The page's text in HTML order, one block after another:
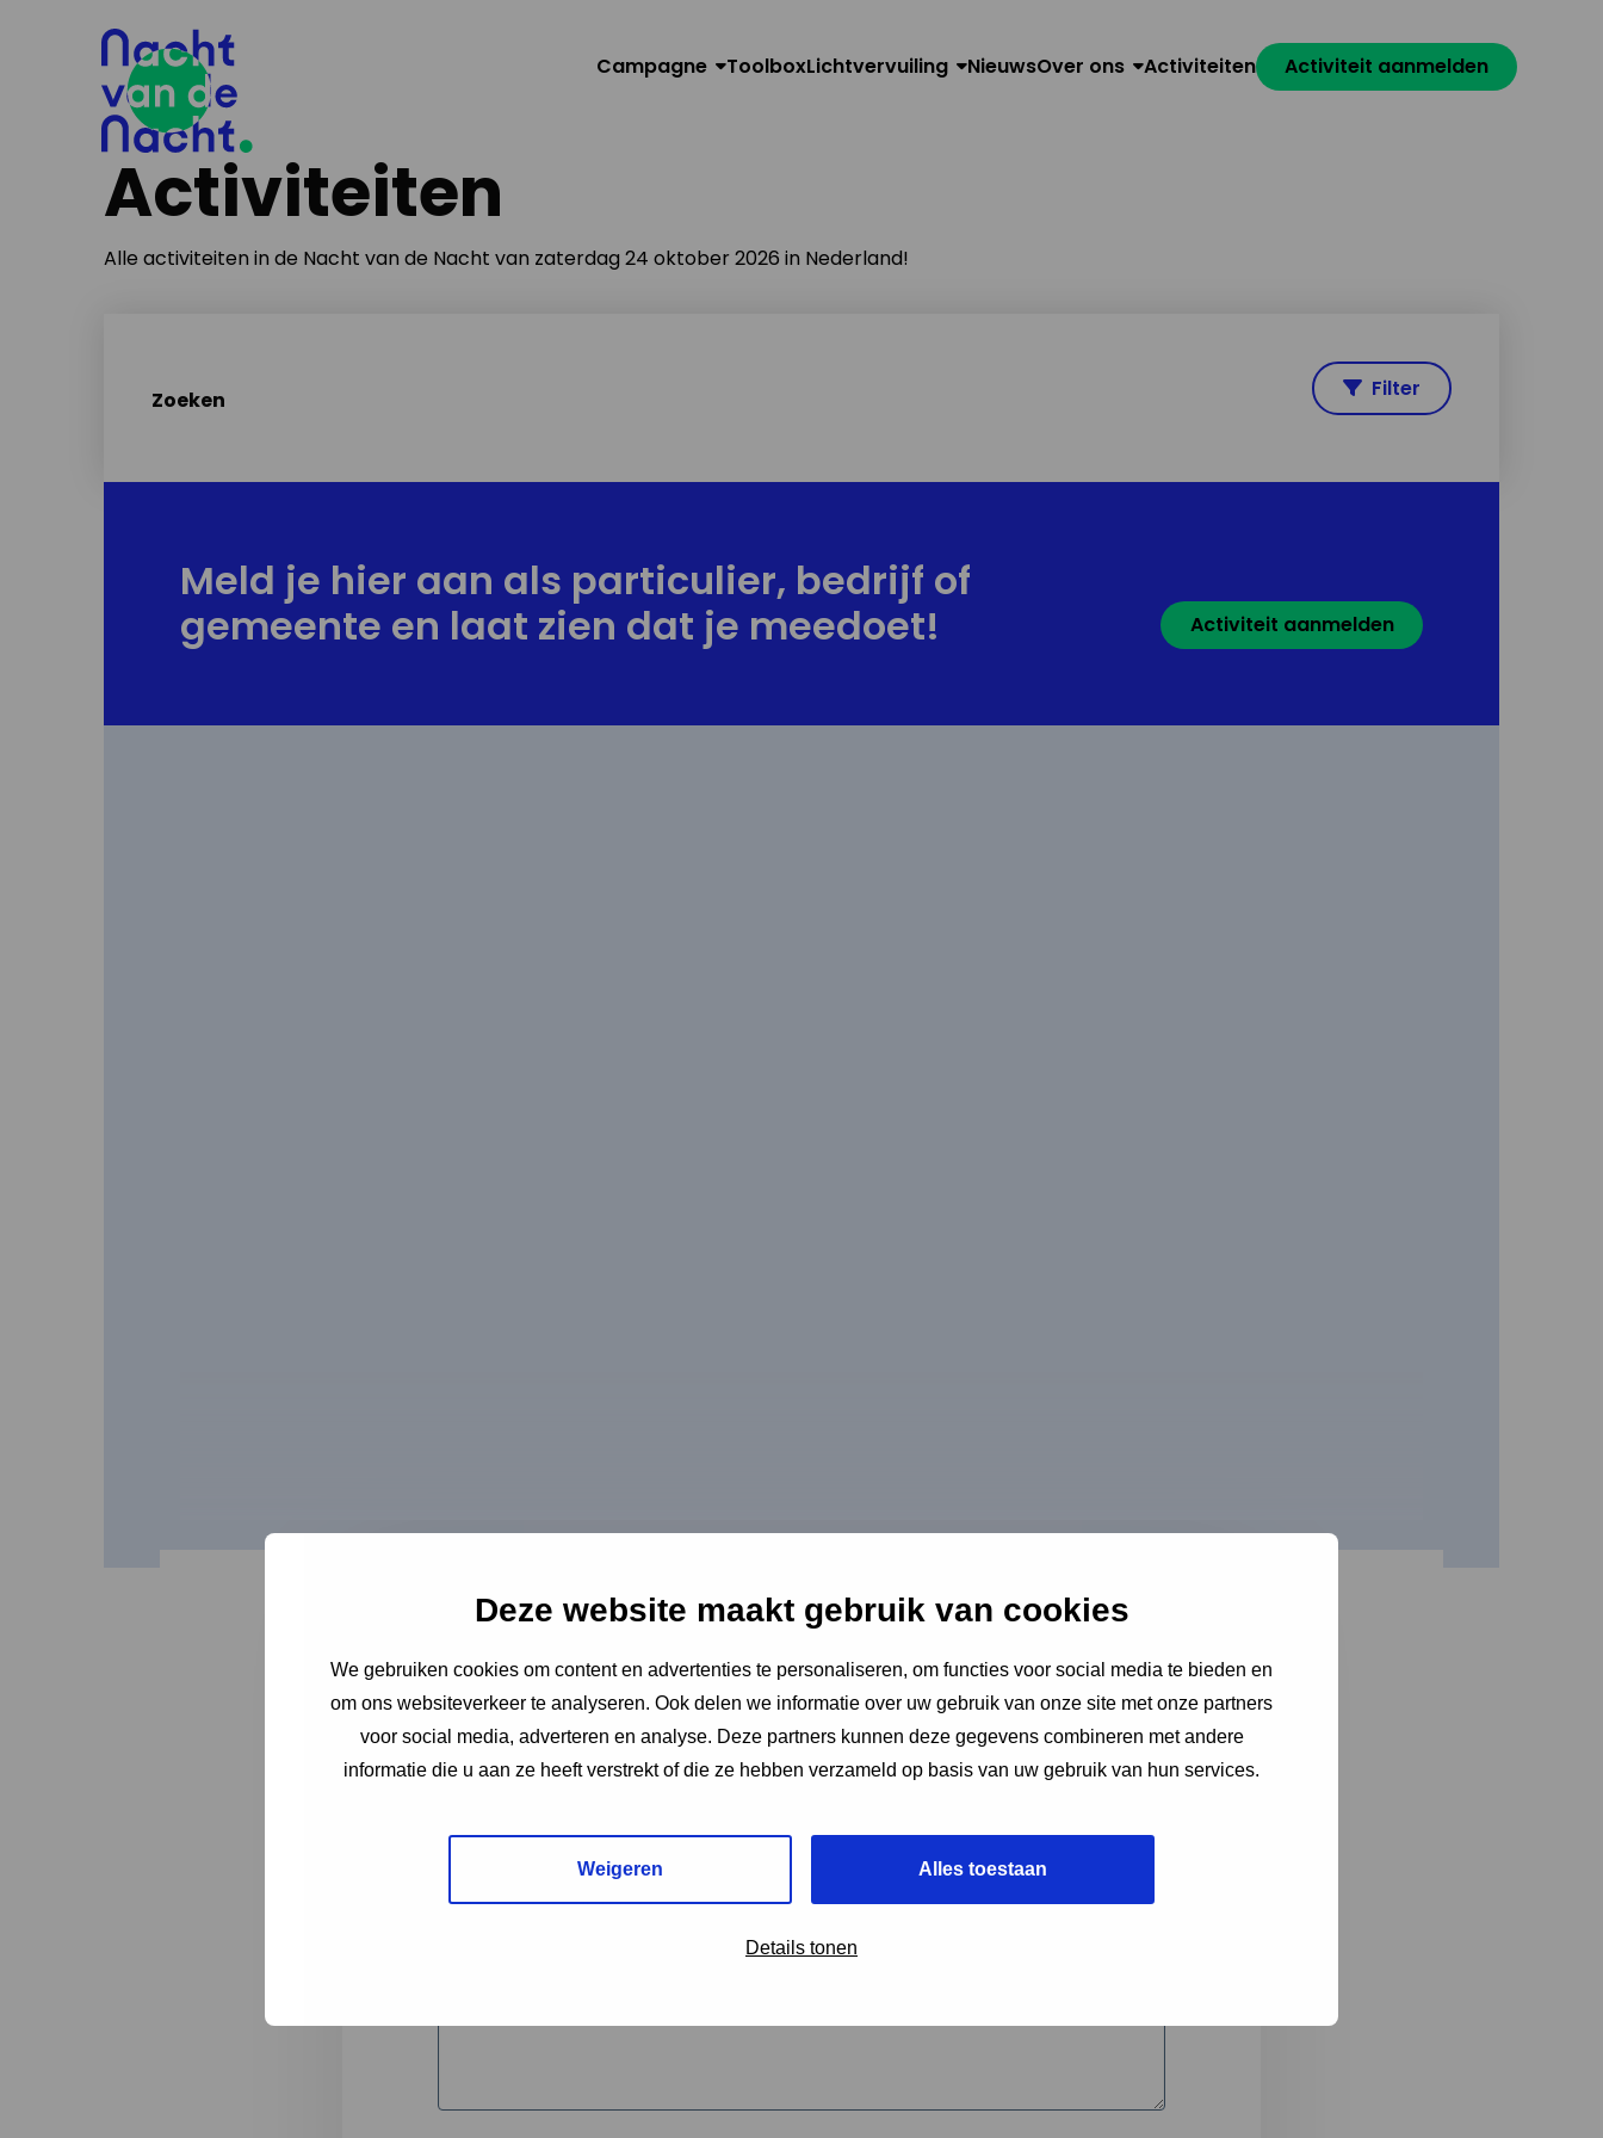
Deze website maakt gebruik van cookies
We gebruiken cookies om content en advertenties te personaliseren, om functies voor social media te bieden en
om ons websiteverkeer te analyseren. Ook delen we informatie over uw gebruik van onze site met onze partners
voor social media, adverteren en analyse. Deze partners kunnen deze gegevens combineren met andere
informatie die u aan ze heeft verstrekt of die ze hebben verzameld op basis van uw gebruik van hun services.
Weigeren Alles toestaan
Details tonen
Campagne ToolboxLichtvervuiling NieuwsOver ons Activiteiten Activiteit aanmelden
Activiteiten
Alle activiteiten in de Nacht van de Nacht van zaterdag 24 oktober 2026 in Nederland!
Zoeken Filter
Meld je hier aan als particulier, bedrijf of
gemeente en laat zien dat je meedoet!
Activiteit aanmelden
"* " geeft vereiste velden aan
1 2
3
Volledige omschrijving*